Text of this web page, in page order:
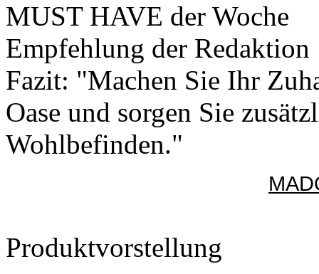
MUST HAVE der Woche
Empfehlung der Redaktion
Fazit: "Machen Sie Ihr
Oase und sorgen Sie
Wohlbefinden."
Produktvorstellung